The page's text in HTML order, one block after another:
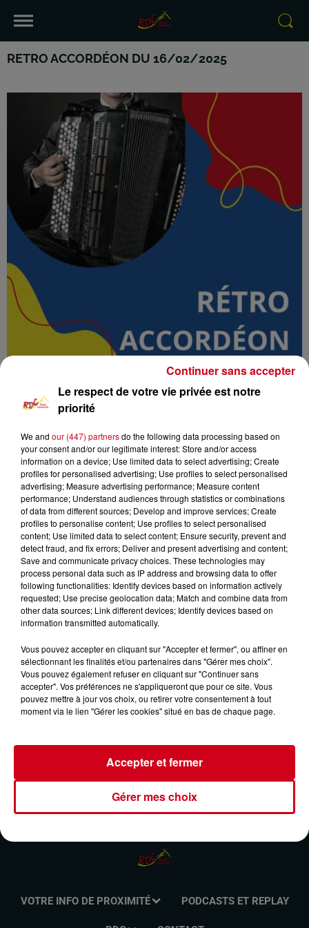
RETRO ACCORDÉON DU 16/02/2025
RDC Podcast Rétro Accordéon
RDC Radio Couserans
Retro Accordeon
0:00 1 h 11 min
16 février 2025 - 1 h 11 min
Retrouvez l'émission Rétro Accordéon animée par Benoit
Huton le dimanche de 8h00 à 10h00 sur RDC Radio
Couserans.
VOTRE INFO DE PROXIMITÉ PODCASTS ET REPLAY
Le respect de votre vie privée est notre
priorité
We and our (447) partnersdo the following data processing based on
your consent and/or our legitimate interest: Store and/or access
information on a device; Use limited data to select advertising; Create
profiles for personalised advertising; Use profiles to select personalised
advertising; Measure advertising performance; Measure content
performance; Understand audiences through statistics or combinations
of data from different sources; Develop and improve services; Create
profiles to personalise content; Use profiles to select personalised
content; Use limited data to select content; Ensure security, prevent and
detect fraud, and fix errors; Deliver and present advertising and content;
Save and communicate privacy choices. These technologies may
process personal data such as IP address and browsing data to offer
following functionalities: Identify devices based on information actively
requested; Use precise geolocation data; Match and combine data from
other data sources; Link different devices; Identify devices based on
information transmitted automatically.
Vous pouvez accepter en cliquant sur "Accepter et fermer", ou affiner en
sélectionnant les finalités et/ou partenaires dans "Gérer mes choix".
Vous pouvez également refuser en cliquant sur "Continuer sans
accepter". Vos préférences ne s'appliqueront que pour ce site. Vous
pouvez mettre à jour vos choix, ou retirer votre consentement à tout
moment via le lien "Gérer les cookies" situé en bas de chaque page.
Gérer mes choix
Accepter et fermer
Continuer sans accepter